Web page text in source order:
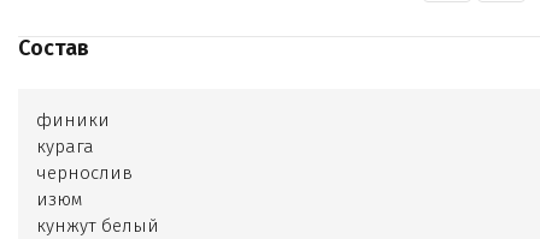
Состав
финики
курага
чернослив
изюм
кунжут белый